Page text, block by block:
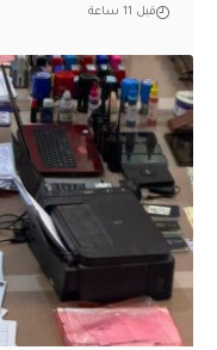
قبل 11 ساعة